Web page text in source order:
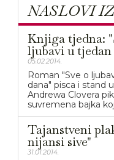
NASLOVI
Knjiga tjedna:
ljubavi u tjedan
05.02.2014.
Roman "Sve o
dana" pisca i stand
Andrewa Clovera
suvremena bajka
Tajanstveni
nijansi sive"
31.01.2014.